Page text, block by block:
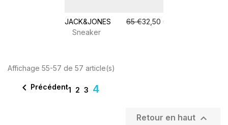
JACK&JONES 65 €32,50 €
Sneaker
Affichage 55-57 de 57 article(s)
 Précédent1 2 3 4
Retour en haut 